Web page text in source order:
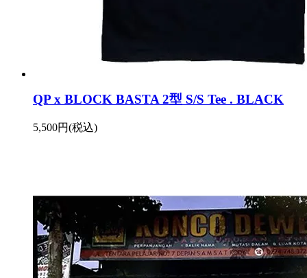
QP x BLOCK BASTA 2型 S/S Tee . BLACK
5,500円(税込)